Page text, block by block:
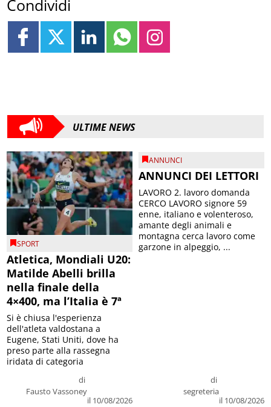
Condividi
ULTIME NEWS
SPORT
Atletica, Mondiali U20:
Matilde Abelli brilla
nella finale della
4×400, ma l’Italia è 7ª
di
Fausto Vassoney
il 10/08/2026
Si è chiusa l'esperienza
dell'atleta valdostana a
Eugene, Stati Uniti, dove ha
preso parte alla rassegna
iridata di categoria
ANNUNCI
ANNUNCI DEI LETTORI
di
segreteria
il 10/08/2026
LAVORO 2. lavoro domanda
CERCO LAVORO signore 59
enne, italiano e volenteroso,
amante degli animali e
montagna cerca lavoro come
garzone in alpeggio, ...